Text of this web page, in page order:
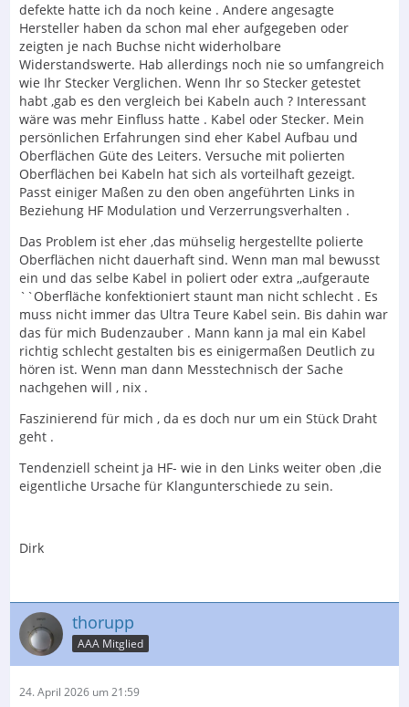
defekte hatte ich da noch keine . Andere angesagte
Hersteller haben da schon mal eher aufgegeben oder
zeigten je nach Buchse nicht widerholbare
Widerstandswerte. Hab allerdings noch nie so umfangreich
wie Ihr Stecker Verglichen. Wenn Ihr so Stecker getestet
habt ,gab es den vergleich bei Kabeln auch ? Interessant
wäre was mehr Einfluss hatte . Kabel oder Stecker. Mein
persönlichen Erfahrungen sind eher Kabel Aufbau und
Oberflächen Güte des Leiters. Versuche mit polierten
Oberflächen bei Kabeln hat sich als vorteilhaft gezeigt.
Passt einiger Maßen zu den oben angeführten Links in
Beziehung HF Modulation und Verzerrungsverhalten .
Das Problem ist eher ,das mühselig hergestellte polierte
Oberflächen nicht dauerhaft sind. Wenn man mal bewusst
ein und das selbe Kabel in poliert oder extra ,,aufgeraute
``Oberfläche konfektioniert staunt man nicht schlecht . Es
muss nicht immer das Ultra Teure Kabel sein. Bis dahin war
das für mich Budenzauber . Mann kann ja mal ein Kabel
richtig schlecht gestalten bis es einigermaßen Deutlich zu
hören ist. Wenn man dann Messtechnisch der Sache
nachgehen will , nix .
Faszinierend für mich , da es doch nur um ein Stück Draht
geht .
Tendenziell scheint ja HF- wie in den Links weiter oben ,die
eigentliche Ursache für Klangunterschiede zu sein.
Dirk
thorupp
AAA Mitglied
24. April 2026 um 21:59